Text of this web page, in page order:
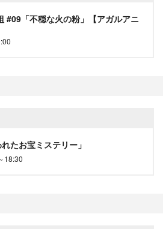
#09「不穏な火の粉」【アガルアニ
たお宝ミステリー」
18:30